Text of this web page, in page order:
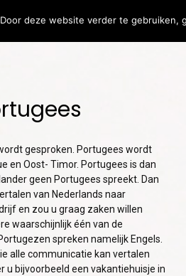
31
WAAROM
VERTALINGEN
BELANGRIJKER
DAN OOIT
17
JULY
2026
EEN TEKST
ZONDER DE
BETEKENIS TE
VERLIEZEN
Vertaalsoftware
gesproken. Portugees wordt
en Oost- Timor. Portugees is dan
geen Portugees spreekt. Dan
van Nederlands naar
en zou u graag zaken willen
waarschijnlijk één van de
spreken namelijk Engels.
alle communicatie kan vertalen
u bijvoorbeeld een vakantiehuisje in
deze website verder te gebruiken,